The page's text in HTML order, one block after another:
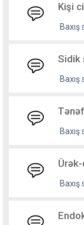
Kişi
Baxış
Sidik
Baxış
Baxış
Baxış